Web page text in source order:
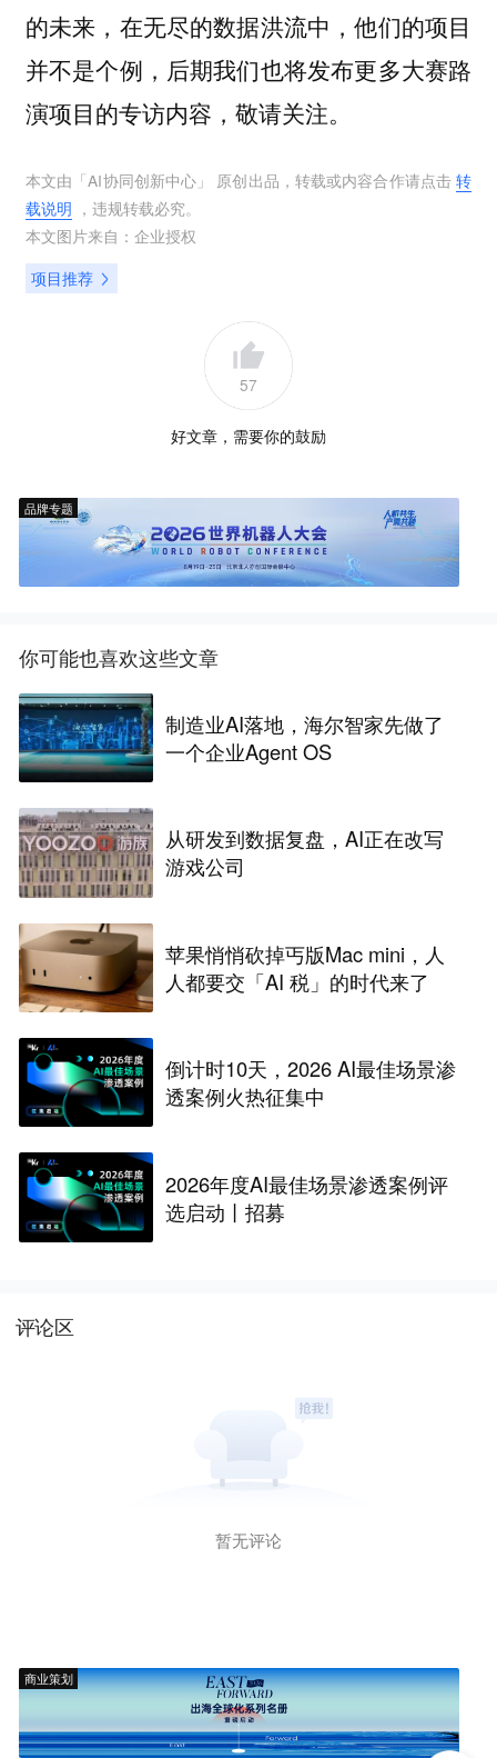
的未来，在无尽的数据洪流中，他们的项目
并不是个例，后期我们也将发布更多大赛路
演项目的专访内容，敬请关注。
本文由「AI协同创新中心 」 原创出品，转载或内容合作请点击转
载说明 ，违规转载必究。
本文图片来自： 企业授权
项目推荐
57
好文章，需要你的鼓励
品牌专题
你可能也喜欢这些文章
制造业AI落地，海尔智家先做了
一个企业Agent OS
从研发到数据复盘，AI正在改写
游戏公司
苹果悄悄砍掉丐版Mac mini，人
人都要交「AI 税」的时代来了
倒计时10天，2026 AI最佳场景渗
透案例火热征集中
2026年度AI最佳场景渗透案例评
选启动丨招募
评论区
暂无评论
商业策划